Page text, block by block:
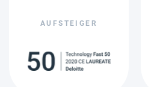
AUFSTEIGER